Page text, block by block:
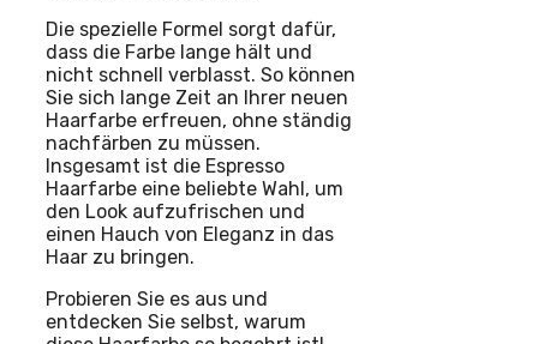
Die spezielle Formel sorgt dafür,
dass die Farbe lange hält und
nicht schnell verblasst. So können
Sie sich lange Zeit an Ihrer neuen
Haarfarbe erfreuen, ohne ständig
nachfärben zu müssen.
Insgesamt ist die Espresso
Haarfarbe eine beliebte Wahl, um
den Look aufzufrischen und
einen Hauch von Eleganz in das
Haar zu bringen.
Probieren Sie es aus und
entdecken Sie selbst, warum